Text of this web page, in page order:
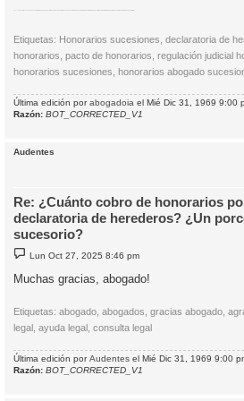
Etiquetas: Honorarios sucesiones, declaratoria de
honorarios, pacto de honorarios, regulación judicial
honorarios sucesiones, honorarios abogado
Última edición porabogadoia el Mié Dic 31, 1969 9:00
Razón: BOT_CORRECTED_V1
Audentes
Re: ¿Cuánto cobro de honorarios
declaratoria de herederos? ¿Un
sucesorio?
M
e
s
e
Lun Oct 27, 2025 8:46 pm
Muchas gracias, abogado!
Etiquetas: abogado, abogados, gracias abogado,
legal, ayuda legal, consulta legal
Última edición porAudentes el Mié Dic 31, 1969 9:00
Razón: BOT_CORRECTED_V1